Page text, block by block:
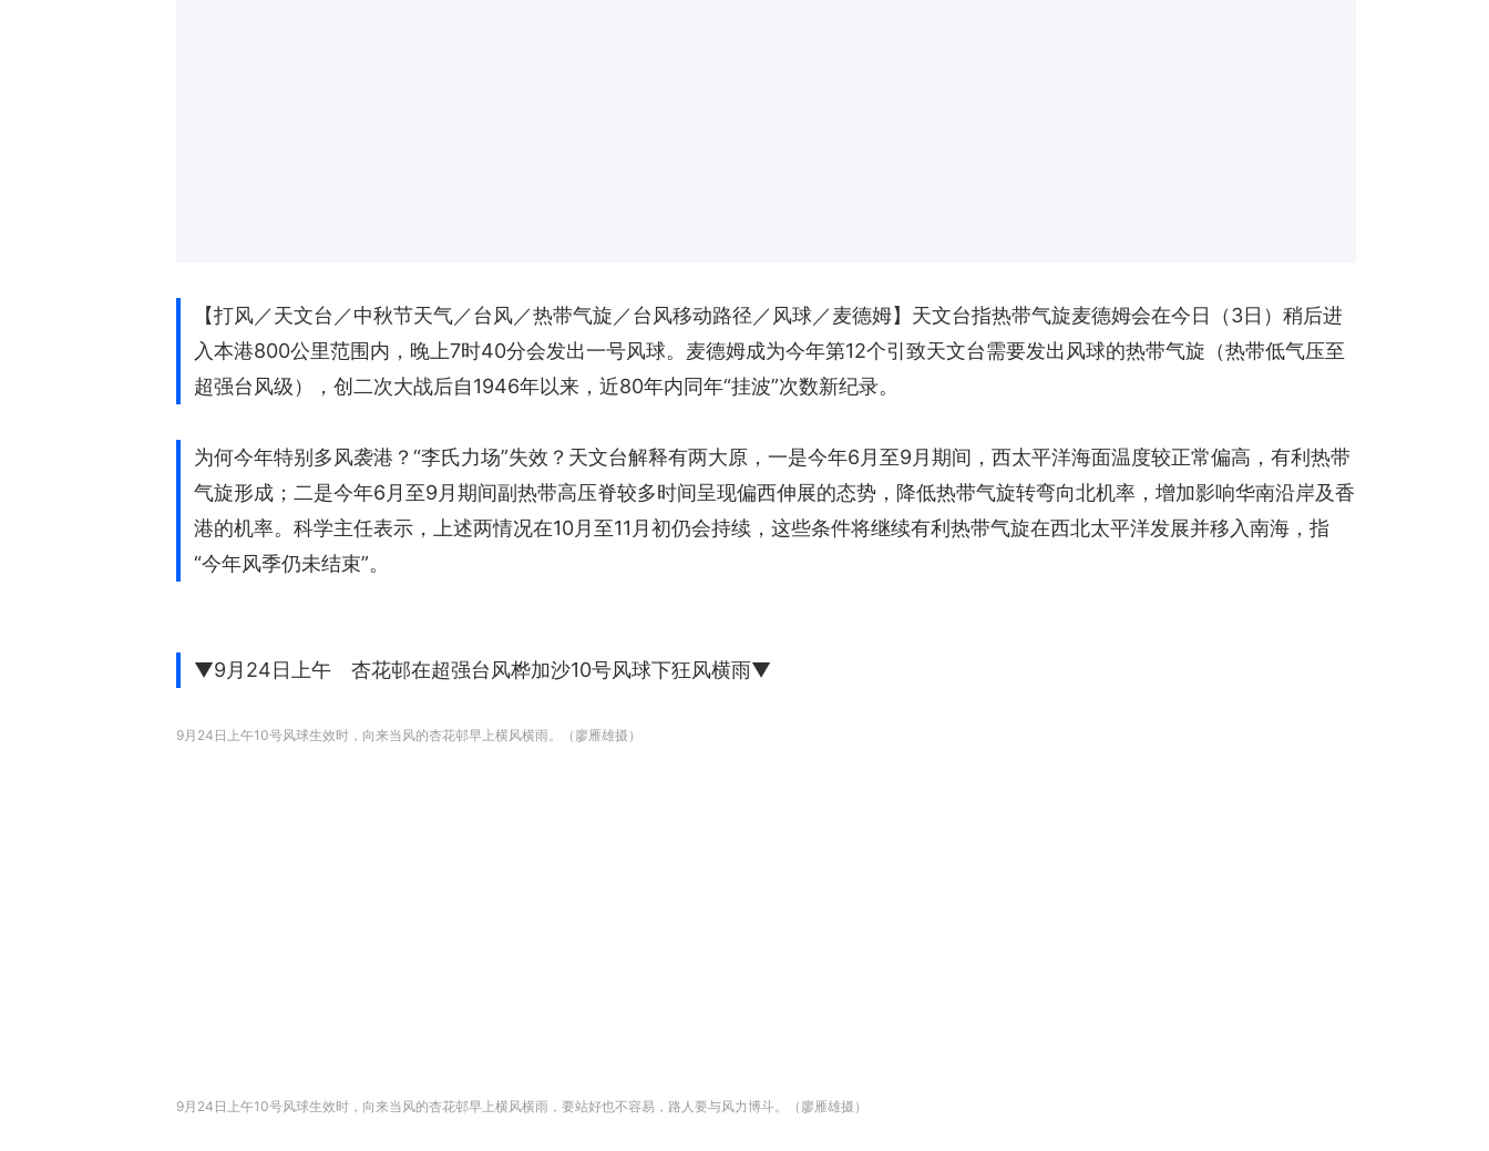
【打风／天文台／中秋节天气／台风／热带气旋／台风移动路径／风球／麦德姆】天文台指热带气旋麦德姆会在今日（3日）稍后进
入本港800公里范围内，晚上7时40分会发出一号风球。麦德姆成为今年第12个引致天文台需要发出风球的热带气旋（热带低气压至
超强台风级），创二次大战后自1946年以来，近80年内同年“挂波”次数新纪录。
为何今年特别多风袭港？“李氏力场”失效？天文台解释有两大原，一是今年6月至9月期间，西太平洋海面温度较正常偏高，有利热带
气旋形成；二是今年6月至9月期间副热带高压脊较多时间呈现偏西伸展的态势，降低热带气旋转弯向北机率，增加影响华南沿岸及香
港的机率。科学主任表示，上述两情况在10月至11月初仍会持续，这些条件将继续有利热带气旋在西北太平洋发展并移入南海，指
“今年风季仍未结束”。
▼9月24日上午 杏花邨在超强台风桦加沙10号风球下狂风横雨▼
9月24日上午10号风球生效时，向来当风的杏花邨早上横风横雨。（廖雁雄摄）
9月24日上午10号风球生效时，向来当风的杏花邨早上横风横雨，要站好也不容易，路人要与风力博斗。（廖雁雄摄）